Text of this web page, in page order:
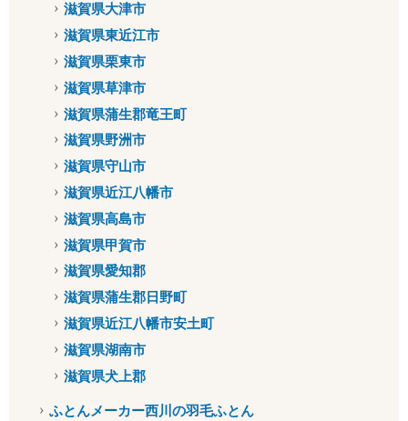
滋賀県大津市
滋賀県東近江市
滋賀県栗東市
滋賀県草津市
滋賀県蒲生郡竜王町
滋賀県野洲市
滋賀県守山市
滋賀県近江八幡市
滋賀県高島市
滋賀県甲賀市
滋賀県愛知郡
滋賀県蒲生郡日野町
滋賀県近江八幡市安土町
滋賀県湖南市
滋賀県犬上郡
ふとんメーカー西川の羽毛ふとん